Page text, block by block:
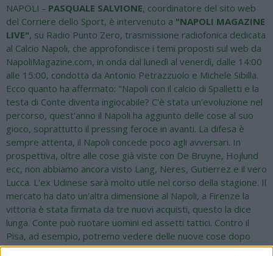
NAPOLI - PASQUALE SALVIONE, coordinatore del sito web
del Corriere dello Sport, è intervenuto a "NAPOLI MAGAZINE
LIVE", su Radio Punto Zero, trasmissione radiofonica dedicata
al Calcio Napoli, che approfondisce i temi proposti sul web da
NapoliMagazine.com, in onda dal lunedì al venerdì, dalle 14:00
alle 15:00, condotta da Antonio Petrazzuolo e Michele Sibilla.
Ecco quanto ha affermato: "Napoli con il calcio di Spalletti e la
testa di Conte diventa ingiocabile? C'è stata un'evoluzione nel
percorso, quest'anno il Napoli ha aggiunto delle cose al suo
gioco, soprattutto il pressing feroce in avanti. La difesa è
sempre attenta, il Napoli concede poco agli avversari. In
prospettiva, oltre alle cose già viste con De Bruyne, Hojlund
ecc, non abbiamo ancora visto Lang, Neres, Gutierrez e il vero
Lucca. L'ex Udinese sarà molto utile nel corso della stagione. Il
mercato ha dato un'altra dimensione al Napoli, a Firenze la
vittoria è stata firmata da tre nuovi acquisti, questo la dice
lunga. Conte può ruotare uomini ed assetti tattici. Contro il
Pisa, ad esempio, potremo vedere delle nuove cose dopo
Fiorentina e Manchester City. Conte ha tante soluzioni, potrà